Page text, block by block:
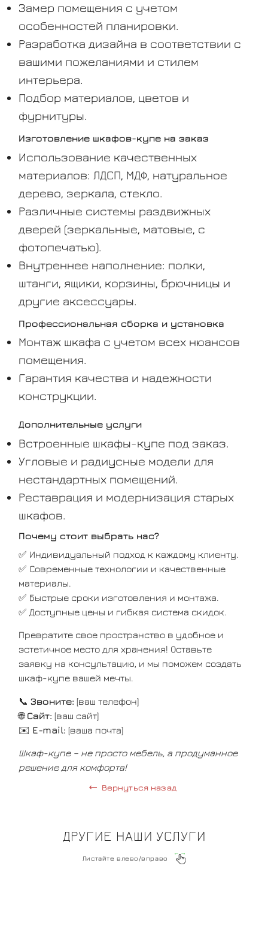
Замер помещения с учетом
особенностей планировки.
Разработка дизайна в соответствии с
вашими пожеланиями и стилем
интерьера.
Подбор материалов, цветов и
фурнитуры.
Изготовление шкафов-купе на заказ
Использование качественных
материалов: ЛДСП, МДФ, натуральное
дерево, зеркала, стекло.
Различные системы раздвижных
дверей (зеркальные, матовые, с
фотопечатью).
Внутреннее наполнение: полки,
штанги, ящики, корзины, брючницы и
другие аксессуары.
Профессиональная сборка и установка
Монтаж шкафа с учетом всех нюансов
помещения.
Гарантия качества и надежности
конструкции.
Дополнительные услуги
Встроенные шкафы-купе под заказ.
Угловые и радиусные модели для
нестандартных помещений.
Реставрация и модернизация старых
шкафов.
Почему стоит выбрать нас?
✅ Индивидуальный подход к каждому клиенту.
✅ Современные технологии и качественные
материалы.
✅ Быстрые сроки изготовления и монтажа.
✅ Доступные цены и гибкая система скидок.
Превратите свое пространство в удобное и
эстетичное место для хранения! Оставьте
заявку на консультацию, и мы поможем создать
шкаф-купе вашей мечты.
📞 Звоните: [ваш телефон]
🌐Сайт: [ваш сайт]
✉️ E-mail: [ваша почта]
Шкаф-купе – не просто мебель, а продуманное
решение для комфорта!
Вернуться назад
ДРУГИЕ НАШИ УСЛУГИ
Листайте влево/вправо